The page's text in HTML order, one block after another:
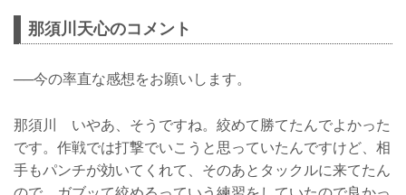
那須川天心のコメント
──今の率直な感想をお願いします。
那須川 いやあ、そうですね。絞めて勝てたんでよかった
です。作戦では打撃でいこうと思っていたんですけど、相
手もパンチが効いてくれて、そのあとタックルに来てたん